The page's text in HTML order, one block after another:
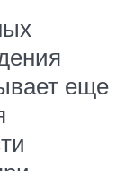
еще